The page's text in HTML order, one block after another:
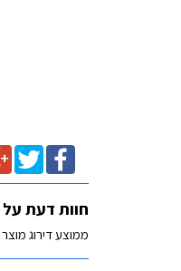
חוות דעת
ממוצע דירוג מוצר